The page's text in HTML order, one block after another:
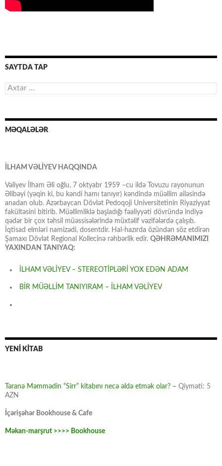
SAYTDA TAP
Axtarış:
MƏQALƏLƏR
İLHAM VƏLİYEV HAQQINDA
Vəliyev İlham Əli oğlu, 7 oktyabr 1959 –cu ildə Tovuzu rayonunun
Əlibəyi (yəqin ki, bu kəndi hamı tanıyır) kəndində müəllim ailəsində
anadan olub. Azərbaycan Dövlət Pedoqoji Universitetinin Riyaziyyat
fakültəsini bitirib. Müəllimliklə başladığı fəaliyyəti dövründə indiyə
qədər bir çox təhsil müəssisələrində müxtəlif vəzifələrdə çalışıb.
İqtisad elmləri namizədi, dosentdir. Hal-hazırda özündən söz etdirən
Şamaxı Dövlət Regional Kollecinə rəhbərlik edir. QƏHRƏMANIMIZI
YAXINDAN TANIYAQ:
İLHAM VƏLİYEV – STEREOTİPLƏRİ YOX EDƏN ADAM
BİR MÜƏLLİM TANIYIRAM – İLHAM VƏLİYEV
YENİ KİTAB
Təranə Məmmədin “Sirr” kitabını necə əldə etmək olar? – Qiyməti: 5
AZN
İçərişəhər Bookhouse & Cafe
Məkan-marşrut >>>> Bookhouse